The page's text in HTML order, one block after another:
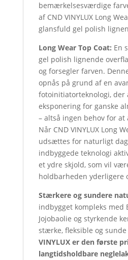
bemærkelsesværdige
af CND VINYLUX Long
glansfuld gel polish
Long Wear Top Coat: En
gel polish lignende
og forsegler farven.
opnås på grund af en
fotoinitiatorteknologi, der
eksponering for ganske
– altså ingen behov for at
Når CND VINYLUX Long
udsættes for naturligt
indbyggede teknologi
et ydre skjold, som vil
holdbarheden yderligere
Stærkere og sundere
indbygget kompleks med
Jojobaolie og styrkende
stærke, fleksible og
VINYLUX er den første
langtidsholdbare